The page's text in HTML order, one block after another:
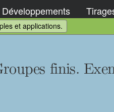
Développements
et applications.
finis.